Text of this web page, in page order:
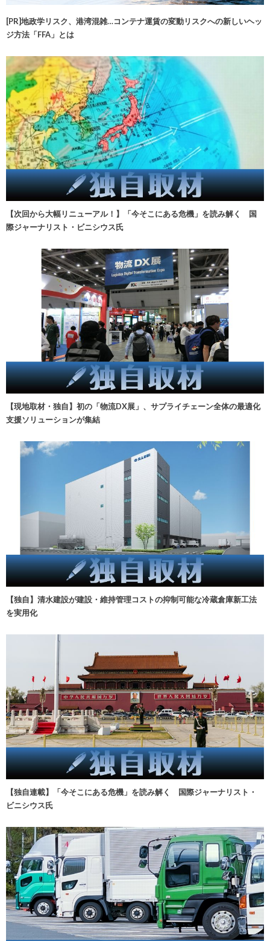
[PR]地政学リスク、港湾混雑…コンテナ運賃の変動リスクへの新しいヘッ
ジ方法「FFA」とは
【次回から大幅リニューアル！】「今そこにある危機」を読み解く 国
際ジャーナリスト・ビニシウス氏
【現地取材・独自】初の「物流DX展」、サプライチェーン全体の最適化
支援ソリューションが集結
【独自】清水建設が建設・維持管理コストの抑制可能な冷蔵倉庫新工法
を実用化
【独自連載】「今そこにある危機」を読み解く 国際ジャーナリスト・
ビニシウス氏